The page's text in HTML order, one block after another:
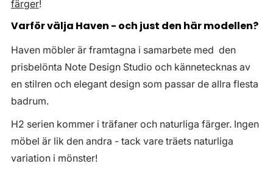
färger!
Varför välja Haven - och just den här modellen?
Haven möbler är framtagna i samarbete med den
prisbelönta Note Design Studio och kännetecknas av
en stilren och elegant design som passar de allra flesta
badrum.
H2 serien kommer i träfaner och naturliga färger. Ingen
möbel är lik den andra - tack vare träets naturliga
variation i mönster!